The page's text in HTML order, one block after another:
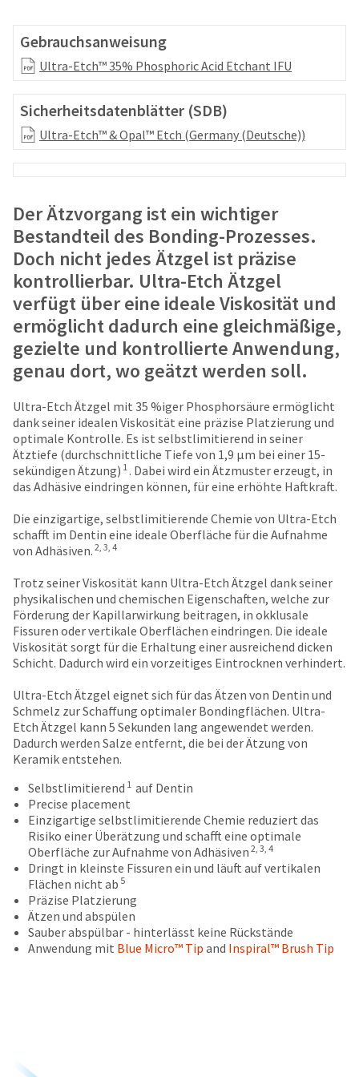
Gebrauchsanweisung
Ultra-Etch™ 35% Phosphoric Acid Etchant IFU
Sicherheitsdatenblätter (SDB)
Ultra-Etch™ & Opal™ Etch (Germany (Deutsche))
Der Ätzvorgang ist ein wichtiger
Bestandteil des Bonding-Prozesses.
Doch nicht jedes Ätzgel ist präzise
kontrollierbar. Ultra-Etch Ätzgel
verfügt über eine ideale Viskosität und
ermöglicht dadurch eine gleichmäßige,
gezielte und kontrollierte Anwendung,
genau dort, wo geätzt werden soll.
Ultra-Etch Ätzgel mit 35 %iger Phosphorsäure ermöglicht
dank seiner idealen Viskosität eine präzise Platzierung und
optimale Kontrolle. Es ist selbstlimitierend in seiner
Ätztiefe (durchschnittliche Tiefe von 1,9 μm bei einer 15-
sekündigen Ätzung) 1 . Dabei wird ein Ätzmuster erzeugt, in
das Adhäsive eindringen können, für eine erhöhte Haftkraft.
Die einzigartige, selbstlimitierende Chemie von Ultra-Etch
schafft im Dentin eine ideale Oberfläche für die Aufnahme
von Adhäsiven. 2, 3, 4
Trotz seiner Viskosität kann Ultra-Etch Ätzgel dank seiner
physikalischen und chemischen Eigenschaften, welche zur
Förderung der Kapillarwirkung beitragen, in okklusale
Fissuren oder vertikale Oberflächen eindringen. Die ideale
Viskosität sorgt für die Erhaltung einer ausreichend dicken
Schicht. Dadurch wird ein vorzeitiges Eintrocknen verhindert.
Ultra-Etch Ätzgel eignet sich für das Ätzen von Dentin und
Schmelz zur Schaffung optimaler Bondingflächen. Ultra-
Etch Ätzgel kann 5 Sekunden lang angewendet werden.
Dadurch werden Salze entfernt, die bei der Ätzung von
Keramik entstehen.
Selbstlimitierend 1 auf Dentin
Precise placement
Einzigartige selbstlimitierende Chemie reduziert das
Risiko einer Überätzung und schafft eine optimale
Oberfläche zur Aufnahme von Adhäsiven 2, 3, 4
Dringt in kleinste Fissuren ein und läuft auf vertikalen
Flächen nicht ab 5
Präzise Platzierung
Ätzen und abspülen
Sauber abspülbar - hinterlässt keine Rückstände
Anwendung mit Blue Micro™ Tip and Inspiral™ Brush Tip
at
later
separate
from
the
order
once
it
has
been
replenished.
The
estimated
ship
date
is
to
change
at
any
time
due
item
availability.
You
receive
an
order
confirmation
email
and
email
when
the
item
is
to
ship.
You
have
the
option
cancel
the
item
at
backordered
account.
This
email
best
way
to
account
it
contains
a
unique
link
associated
with
your
account.
you
do
not
have
access
to
email
you
will
able
to
self-
register,
but
will
your
customer
number
and
an
number
for
identification.
You
are
now
leaving
Ultradent.com
our